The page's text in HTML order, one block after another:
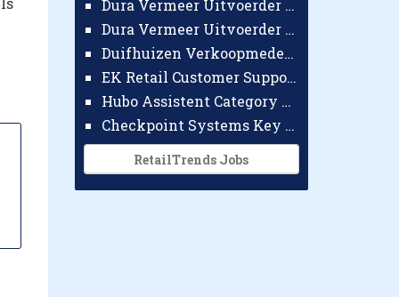
Dura Vermeer Uitvoerder GWW Amsterdam
Dura Vermeer Uitvoerder Civiel Nijmegen
Duifhuizen Verkoopmedewerker Ridderkerk
EK Retail Customer Support Omnichannel
Hubo Assistent Category Manager
Checkpoint Systems Key Accountmanager Benelux
RetailTrends Jobs